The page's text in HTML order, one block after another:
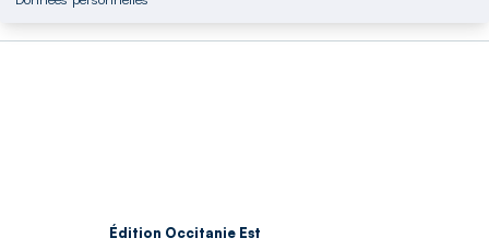
Édition Occitanie Est